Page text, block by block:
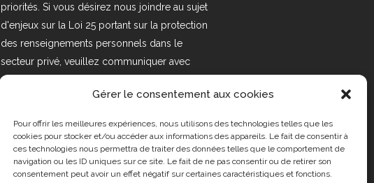
Gérer le consentement aux cookies
Pour offrir les meilleures expériences, nous utilisons des technologies telles que les
cookies pour stocker et/ou accéder aux informations des appareils. Le fait de consentir à
ces technologies nous permettra de traiter des données telles que le comportement de
navigation ou les ID uniques sur ce site. Le fait de ne pas consentir ou de retirer son
consentement peut avoir un effet négatif sur certaines caractéristiques et fonctions.
priorités. Si vous désirez nous joindre au sujet
d'enjeux sur la Loi 25 portant sur la protection
des renseignements personnels dans le
secteur privé, veuillez communiquer avec
nous à l'adresse courriel suivant :
loi25@cprmv.org Pour en savoir plus,